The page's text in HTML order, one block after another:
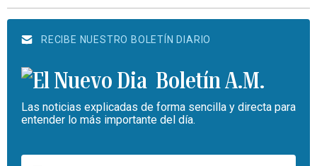
RECIBE NUESTRO BOLETÍN DIARIO
Boletín A.M.
Las noticias explicadas de forma sencilla y directa para
entender lo más importante del día.